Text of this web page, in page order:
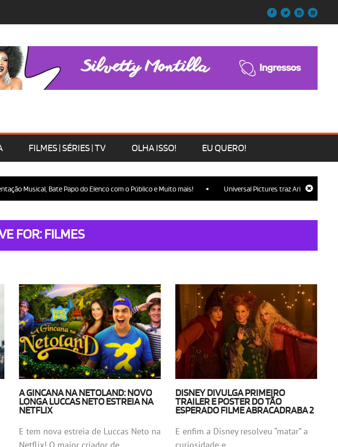
FILMES | SÉRIES | TV OLHA ISSO! EU QUERO!
Bate Papo do Elenco com o Público e Muito mais! • Universal Pictures traz Ariana Grande,
FOR: FILMES
A GINCANA NA NETOLAND: NOVO
LONGA LUCCAS NETO ESTREIA NA
NETFLIX
E tem nova estreia de Luccas Neto na
DISNEY DIVULGA PRIMEIRO
TRAILER E POSTER DO TÃO
ESPERADO FILME ABRACADRABA 2
E enfim a Disney resolveu “matar” a